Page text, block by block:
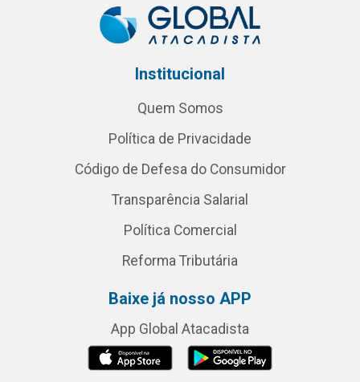
Institucional
Quem Somos
Política de Privacidade
Código de Defesa do Consumidor
Transparência Salarial
Política Comercial
Reforma Tributária
Baixe já nosso APP
App Global Atacadista